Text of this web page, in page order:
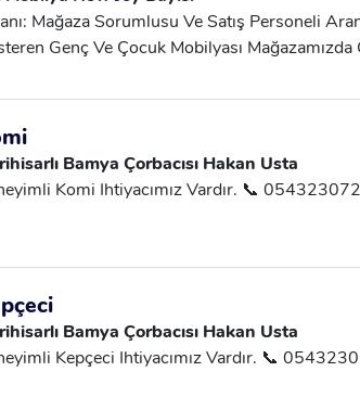
Mağaza Sorumlusu Ve Satış Personeli
Genç Ve Çocuk Mobilyası
• Yaş: 25-35 Yaş Arası • Cinsiyet: Kadın
• İletişim Becerisi Ve Satış Kabiliyeti
• Uzun Vadeli Kariyer Planı Olan
Hedefleri Olan Sunduğumuz İmkanlar •
📞 555 559 93 30
Bamya Çorbacısı Hakan Usta
Komi Ihtiyacımız Vardır. 📞
Bamya Çorbacısı Hakan Usta
Kepçeci Ihtiyacımız Vardır. 📞